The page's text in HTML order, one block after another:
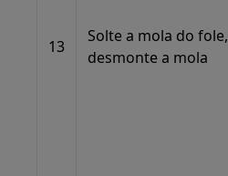
13
Solte a mola do fole,
desmonte a mola